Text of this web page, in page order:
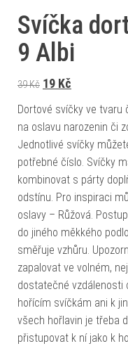
Svíčka
9 Albi
39Kč Původní cena
19 Kč
Dortové svíčky ve tvaru
na oslavu narozenin či
Jednotlivé svíčky
potřebné číslo. Svíčky
kombinovat s párty
odstínu. Pro inspiraci
oslavy – Růžová.
do jiného měkkého
směřuje vzhůru.
zapalovat ve volném,
dostatečné vzdálenosti
hořícím svíčkám ani k
všech hořlavin je třeba
přistupovat k ní jako k